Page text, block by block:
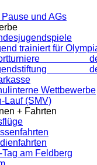
und AGs
trainiert für
Wettbewerbe
Lauf (SMV)
+ Fahrten
Tag am Feldberg